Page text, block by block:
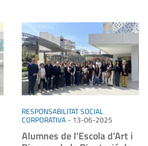
RESPONSABILITAT SOCIAL
CORPORATIVA- 13-06-2025
Alumnes de l'Escola d'Art i